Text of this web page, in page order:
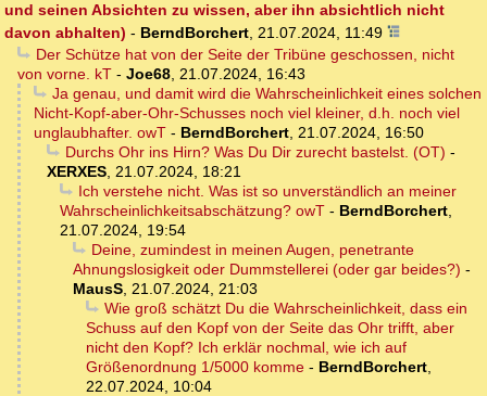
und seinen Absichten zu wissen, aber ihn absichtlich nicht
davon abhalten) - BerndBorchert, 21.07.2024, 11:49
Der Schütze hat von der Seite der Tribüne geschossen, nicht
von vorne. kT - Joe68, 21.07.2024, 16:43
Ja genau, und damit wird die Wahrscheinlichkeit eines solchen
Nicht-Kopf-aber-Ohr-Schusses noch viel kleiner, d.h. noch viel
unglaubhafter. owT - BerndBorchert, 21.07.2024, 16:50
Durchs Ohr ins Hirn? Was Du Dir zurecht bastelst. (OT) -
XERXES, 21.07.2024, 18:21
Ich verstehe nicht. Was ist so unverständlich an meiner
Wahrscheinlichkeitsabschätzung? owT - BerndBorchert,
21.07.2024, 19:54
Deine, zumindest in meinen Augen, penetrante
Ahnungslosigkeit oder Dummstellerei (oder gar beides?) -
MausS, 21.07.2024, 21:03
Wie groß schätzt Du die Wahrscheinlichkeit, dass ein
Schuss auf den Kopf von der Seite das Ohr trifft, aber
nicht den Kopf? Ich erklär nochmal, wie ich auf
Größenordnung 1/5000 komme - BerndBorchert,
22.07.2024, 10:04